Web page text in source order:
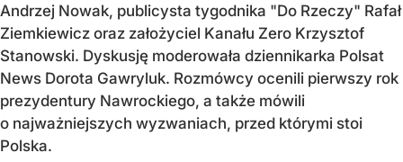
Andrzej Nowak, publicysta tygodnika "Do Rzeczy" Rafał
Ziemkiewicz oraz założyciel Kanału Zero Krzysztof
Stanowski. Dyskusję moderowała dziennikarka Polsat
News Dorota Gawryluk. Rozmówcy ocenili pierwszy rok
prezydentury Nawrockiego, a także mówili
o najważniejszych wyzwaniach, przed którymi stoi
Polska.